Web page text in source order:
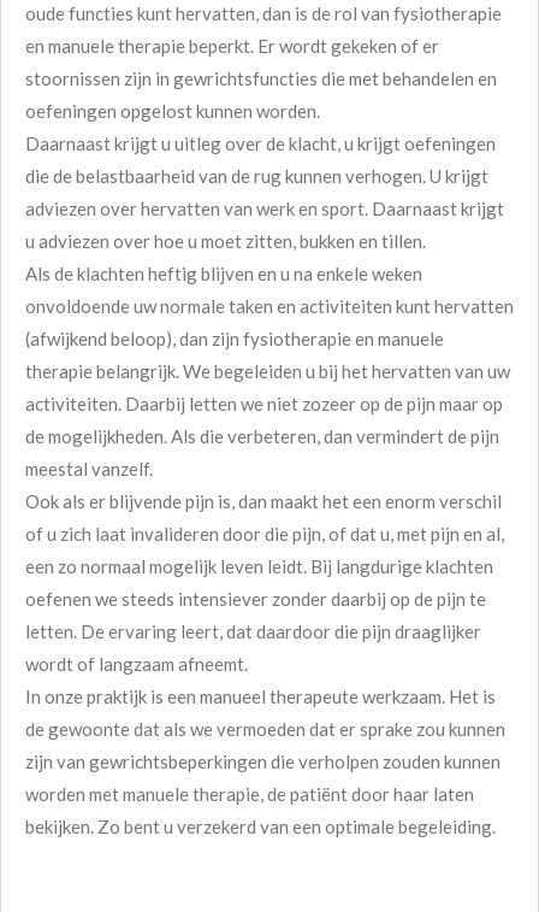
oude functies kunt hervatten, dan is de rol van fysiotherapie
en manuele therapie beperkt. Er wordt gekeken of er
stoornissen zijn in gewrichtsfuncties die met behandelen en
oefeningen opgelost kunnen worden.
Daarnaast krijgt u uitleg over de klacht, u krijgt oefeningen
die de belastbaarheid van de rug kunnen verhogen. U krijgt
adviezen over hervatten van werk en sport. Daarnaast krijgt
u adviezen over hoe u moet zitten, bukken en tillen.
Als de klachten heftig blijven en u na enkele weken
onvoldoende uw normale taken en activiteiten kunt hervatten
(afwijkend beloop), dan zijn fysiotherapie en manuele
therapie belangrijk. We begeleiden u bij het hervatten van uw
activiteiten. Daarbij letten we niet zozeer op de pijn maar op
de mogelijkheden. Als die verbeteren, dan vermindert de pijn
meestal vanzelf.
Ook als er blijvende pijn is, dan maakt het een enorm verschil
of u zich laat invalideren door die pijn, of dat u, met pijn en al,
een zo normaal mogelijk leven leidt. Bij langdurige klachten
oefenen we steeds intensiever zonder daarbij op de pijn te
letten. De ervaring leert, dat daardoor die pijn draaglijker
wordt of langzaam afneemt.
In onze praktijk is een manueel therapeute werkzaam. Het is
de gewoonte dat als we vermoeden dat er sprake zou kunnen
zijn van gewrichtsbeperkingen die verholpen zouden kunnen
worden met manuele therapie, de patiënt door haar laten
bekijken. Zo bent u verzekerd van een optimale begeleiding.